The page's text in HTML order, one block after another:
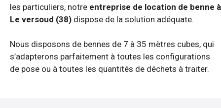
les particuliers, notre entreprise de location de benne à
Le versoud (38) dispose de la solution adéquate.
Nous disposons de bennes de 7 à 35 mètres cubes, qui
s’adapterons parfaitement à toutes les configurations
de pose ou à toutes les quantités de déchets à traiter.